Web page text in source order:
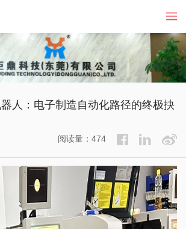
人：电子制造自动化路径的终极抉
阅读量：474